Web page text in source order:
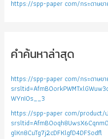
https://spp-paper com/กระดาษข
คำค้นหาล่าสุด
https://spp-paper com/กระดาษข
WYnIOs__3
https://spp-paper com/product/
glKn8CuTg7j2cDFKlgfD4DFSodfl